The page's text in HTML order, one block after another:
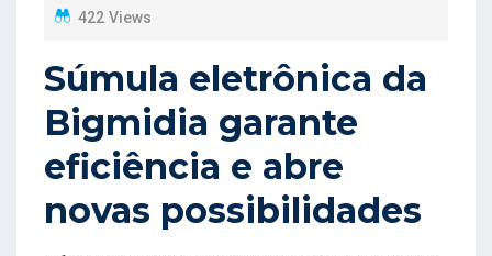
E
O
N
422 Views
Súmula eletrônica da
Bigmidia garante
eficiência e abre
novas possibilidades